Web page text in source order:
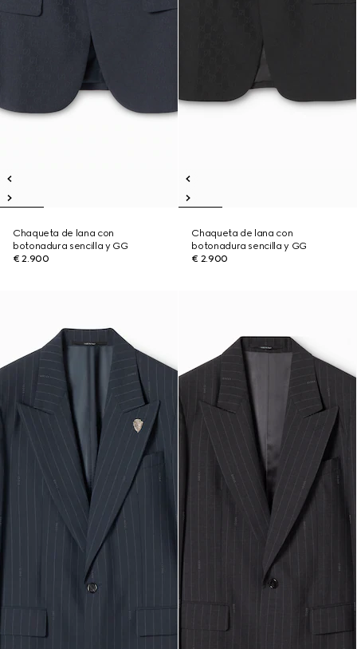
Chaqueta de lana con
botonadura sencilla y GG
€ 2.900
Chaqueta de lana con
botonadura sencilla y GG
€ 2.900